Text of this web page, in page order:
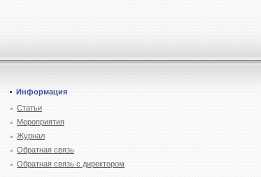
Информация
Статьи
Мероприятия
Журнал
Обратная связь
Обратная связь с директором